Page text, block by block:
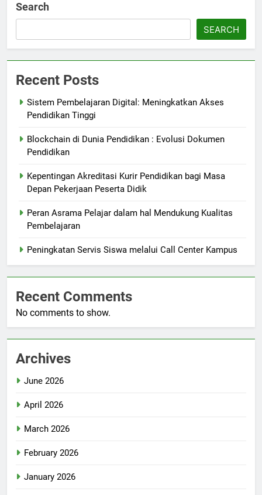
Search
SEARCH
Recent Posts
Sistem Pembelajaran Digital: Meningkatkan Akses
Pendidikan Tinggi
Blockchain di Dunia Pendidikan : Evolusi Dokumen
Pendidikan
Kepentingan Akreditasi Kurir Pendidikan bagi Masa
Depan Pekerjaan Peserta Didik
Peran Asrama Pelajar dalam hal Mendukung Kualitas
Pembelajaran
Peningkatan Servis Siswa melalui Call Center Kampus
Recent Comments
No comments to show.
Archives
June 2026
April 2026
March 2026
February 2026
January 2026